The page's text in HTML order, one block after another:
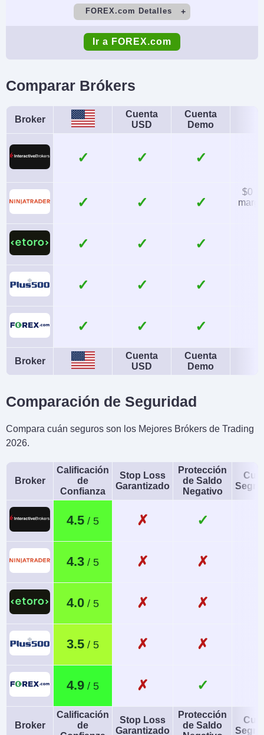
FOREX.com Detalles
Cuenta Demo Depósito Mínimo
0.01 Lots
Copy Trading
No
Regulador
NFA, CFTC
Instrumentos
Forex, Futuros y
Opciones sobre
Metales, Energías,
Índices, Bonos
Plataformas
TradingView
USD, EUR, GBP, CAD,
AUD, JPY, CHF, PLN
Expert Advisors (EAs)
Ir a FOREX.com
Comparar Brókers
Broker
Cuenta
USD
Cuenta
Demo
✓ ✓
✓ ✓
$0
✓ ✓
✓ ✓
✓ ✓
Broker
Cuenta
USD
Cuenta
Demo
Comparación de Seguridad
Compara cuán seguros son los Mejores Brókers de Trading
2026.
Broker
Calificación
de
Confianza
Stop Loss
Garantizado
Protección
de Saldo
Negativo
4.5 ✗ ✓
4.3 ✗ ✗
4.0 ✗ ✗
3.5 ✗ ✗
4.9 ✗ ✓
Broker
Calificación
de
Stop Loss
Garantizado
Protección
de Saldo